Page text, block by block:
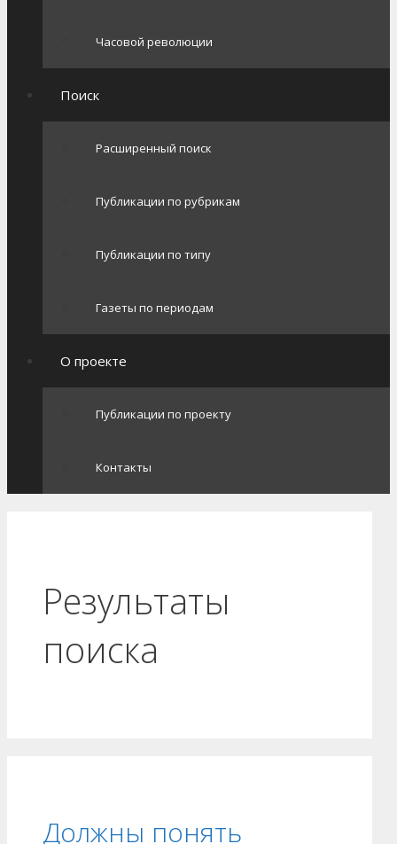
Часовой революции
Поиск
Расширенный поиск
Публикации по рубрикам
Публикации по типу
Газеты по периодам
О проекте
Публикации по проекту
Контакты
Результаты
поиска
Должны понять